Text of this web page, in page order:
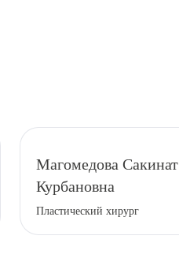
Магомедова Сакинат
Курбановна
Пластический хирург